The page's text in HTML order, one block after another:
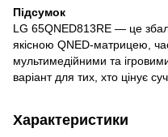
Підсумок
LG 65QNED813RE — це
якісною QNED-матрицею,
мультимедійними та
варіант для тих, хто цінує
Характеристики